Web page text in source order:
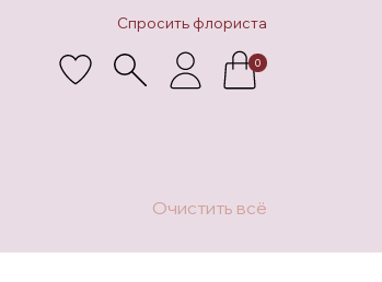
Спросить флориста
0
Очистить всё